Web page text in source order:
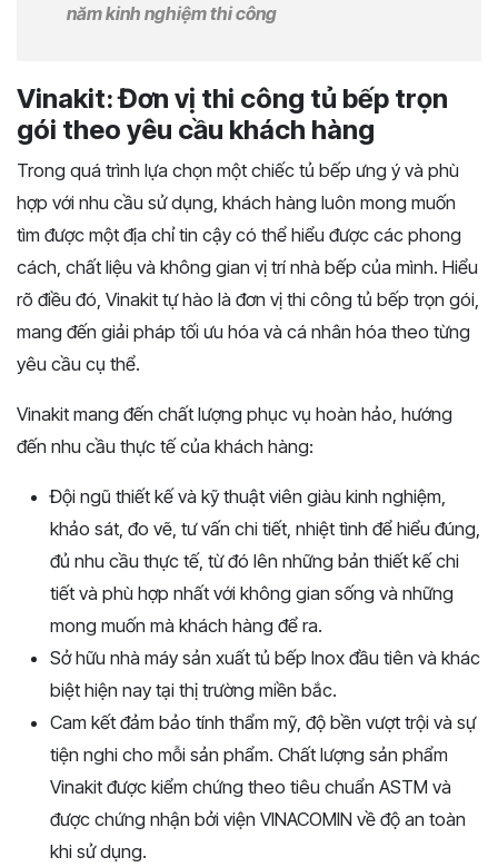
năm kinh nghiệm thi công
Vinakit: Đơn vị thi công tủ bếp trọn
gói theo yêu cầu khách hàng
Trong quá trình lựa chọn một chiếc tủ bếp ưng ý và phù
hợp với nhu cầu sử dụng, khách hàng luôn mong muốn
tìm được một địa chỉ tin cậy có thể hiểu được các phong
cách, chất liệu và không gian vị trí nhà bếp của mình. Hiểu
rõ điều đó, Vinakit tự hào là đơn vị thi công tủ bếp trọn gói,
mang đến giải pháp tối ưu hóa và cá nhân hóa theo từng
yêu cầu cụ thể.
Vinakit mang đến chất lượng phục vụ hoàn hảo, hướng
đến nhu cầu thực tế của khách hàng:
Đội ngũ thiết kế và kỹ thuật viên giàu kinh nghiệm,
khảo sát, đo vẽ, tư vấn chi tiết, nhiệt tình để hiểu đúng,
đủ nhu cầu thực tế, từ đó lên những bản thiết kế chi
tiết và phù hợp nhất với không gian sống và những
mong muốn mà khách hàng để ra.
Sở hữu nhà máy sản xuất tủ bếp Inox đầu tiên và khác
biệt hiện nay tại thị trường miền bắc.
Cam kết đảm bảo tính thẩm mỹ, độ bền vượt trội và sự
tiện nghi cho mỗi sản phẩm. Chất lượng sản phẩm
Vinakit được kiểm chứng theo tiêu chuẩn ASTM và
được chứng nhận bởi viện VINACOMIN về độ an toàn
khi sử dụng.